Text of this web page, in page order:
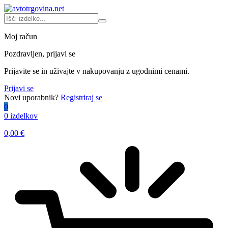
Moj račun
Pozdravljen, prijavi se
Prijavite se in uživajte v nakupovanju z ugodnimi cenami.
Prijavi se
Novi uporabnik? Registriraj se
0
0 izdelkov
0,00 €